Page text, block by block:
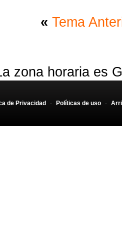
« Tema
zona horaria es
de Privacidad - Políticas de uso -